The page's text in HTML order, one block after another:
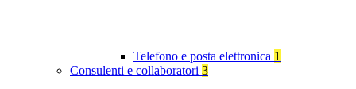
Telefono e posta elettronica 1
Consulenti e collaboratori 3